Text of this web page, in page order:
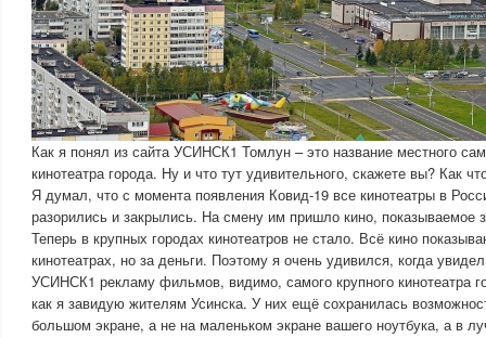
Как я понял из сайта УСИНСК1 Томлун – это название местного
кинотеатра города. Ну и что тут удивительного, скажете вы? Как
Я думал, что с момента появления Ковид-19 все кинотеатры в
разорились и закрылись. На смену им пришло кино, показываемое
Теперь в крупных городах кинотеатров не стало. Всё кино
кинотеатрах, но за деньги. Поэтому я очень удивился, когда
УСИНСК1 рекламу фильмов, видимо, самого крупного кинотеатра
как я завидую жителям Усинска. У них ещё сохранилась
большом экране, а не на маленьком экране вашего ноутбука, а в